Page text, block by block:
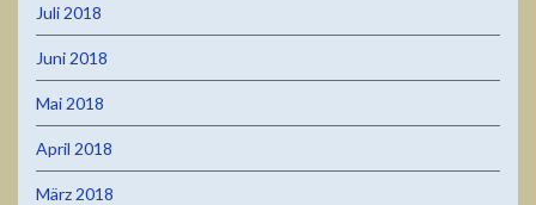
Juli 2018
Juni 2018
Mai 2018
April 2018
März 2018